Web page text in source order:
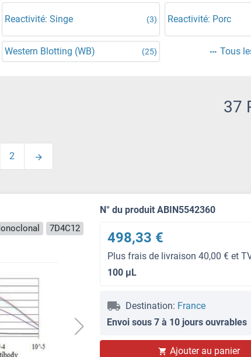
Reactivité: Singe (3) Reactivité: Porc
Western Blotting (WB) (25) Tous
37
2
7D4C12
N° du produit ABIN5542360
498,33 €
Plus frais de livraison 40,00 € et
100 μL
Destination: France
Envoi sous 7 à 10 jours ouvrables
Ajouter au panier